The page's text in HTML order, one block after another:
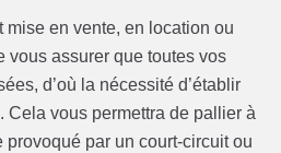
mise en vente, en location ou
vous assurer que toutes vos
d’où la nécessité d’établir
Cela vous permettra de pallier à
provoqué par un court-circuit ou